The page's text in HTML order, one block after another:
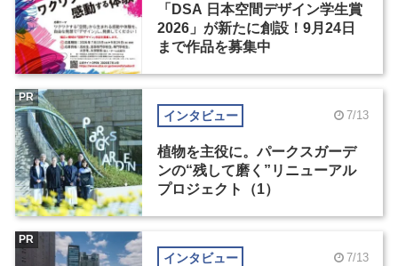
「DSA 日本空間デザイン学生賞
2026」が新たに創設！9月24日
まで作品を募集中
インタビュー 7/13
植物を主役に。パークスガーデ
ンの“残して磨く”リニューアル
プロジェクト（1）
PR
インタビュー 7/13
PR